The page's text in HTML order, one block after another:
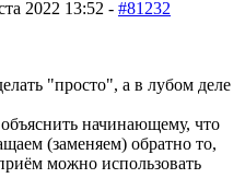
2022 13:52 - #81232
"просто", а в лубом деле
начинающему, что
(заменяем) обратно то,
можно использовать